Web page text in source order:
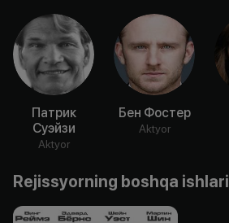
Патрик
Суэйзи
Aktyor
Бен Фостер
Aktyor
Rejissyorning boshqa ishlari